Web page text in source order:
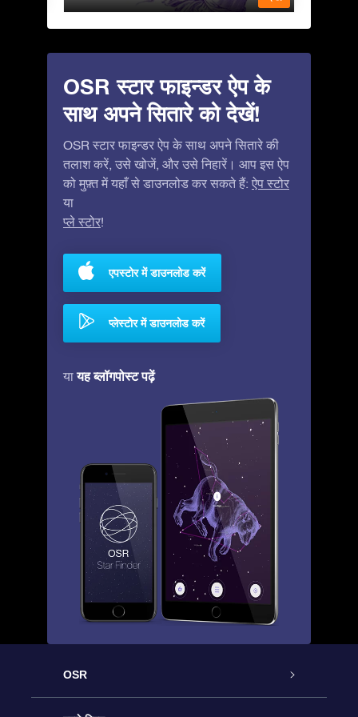
OSR स्टार फाइन्डर ऐप के
साथ अपने सितारे को देखें!
OSR स्टार फाइन्डर ऐप के साथ अपने सितारे की
तलाश करें, उसे खोजें, और उसे निहारें। आप इस ऐप
को मुफ़्त में यहाँ से डाउनलोड कर सकते हैं: ऐप स्टोर
या
प्ले स्टोर!
एपस्टोर में डाउनलोड करें
प्लेस्टोर में डाउनलोड करें
यायह ब्लॉगपोस्ट पढ़ें
OSR